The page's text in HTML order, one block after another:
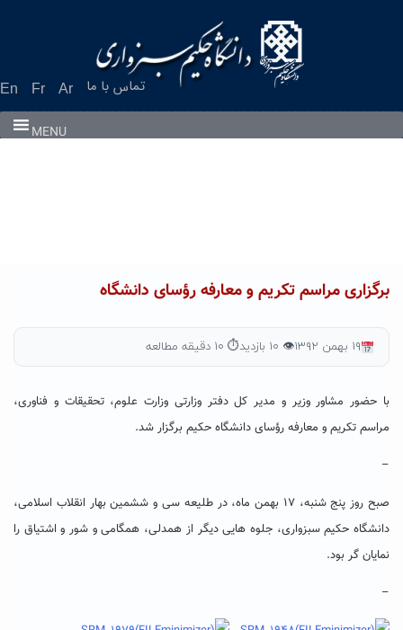
En Fr Ar تماس با ما
MENU
برگزاری مراسم تکریم و معارفه رؤسای دانشگاه
۱۹ بهمن ۱۳۹۲ 👁 ۱۰ بازدید ⏱ ۱۰ دقیقه مطالعه
با حضور مشاور وزیر و مدیر کل دفتر وزارتی وزارت علوم، تحقیقات و فناوری،
مراسم تکریم و معارفه رؤسای دانشگاه حکیم برگزار شد.
–
صبح روز پنج شنبه، ۱۷ بهمن ماه، در طلیعه سی و ششمین بهار انقلاب اسلامی،
دانشگاه حکیم سبزواری، جلوه هایی دیگر از همدلی، همگامی و شور و اشتیاق را
نمایان گر بود.
–